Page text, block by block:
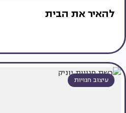
להאיר את הבית
עיצוב חנויות